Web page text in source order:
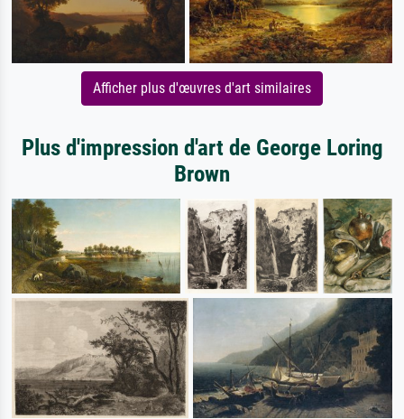
Afficher plus d'œuvres d'art similaires
Plus d'impression d'art de George Loring
Brown